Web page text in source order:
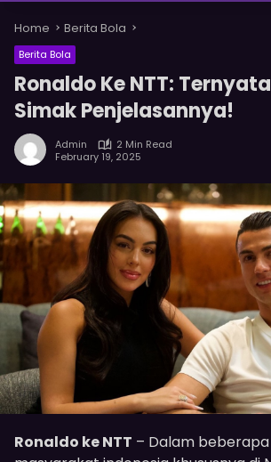
Home Berita Bola
Berita Bola
Ronaldo Ke NTT:
Simak Penjelasannya!
Admin
2 Min Read
February 19, 2025
Ronaldo ke NTT – Dalam